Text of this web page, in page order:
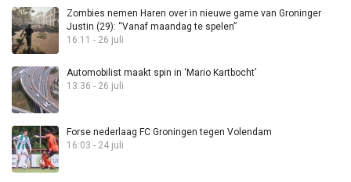
Zombies nemen Haren over in nieuwe game van Groninger
Justin (29): “Vanaf maandag te spelen”
16:11 - 26 juli
Automobilist maakt spin in ‘Mario Kartbocht’
13:36 - 26 juli
Forse nederlaag FC Groningen tegen Volendam
16:03 - 24 juli